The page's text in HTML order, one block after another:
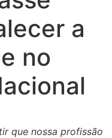
a
no
que nossa profissão